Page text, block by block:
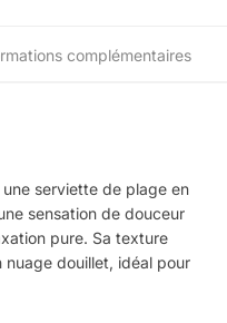
complémentaires
serviette de plage en
sensation de douceur
pure. Sa texture
nuage douillet, idéal pour